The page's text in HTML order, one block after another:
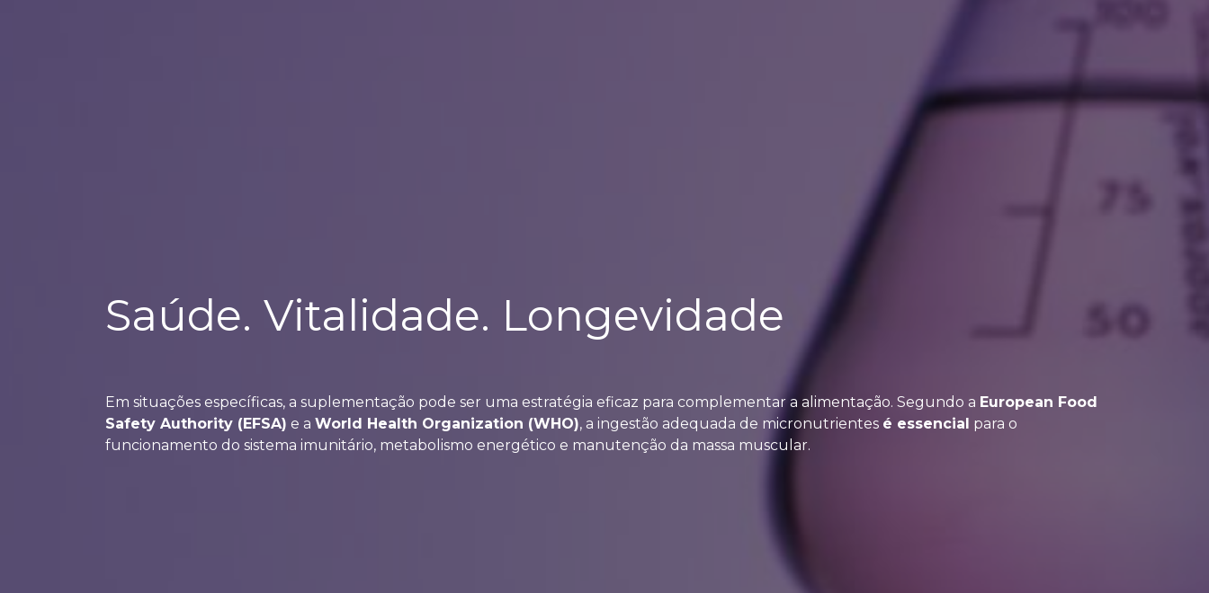
Saúde. Vitalidade. Longevidade
Em situações específicas, a suplementação pode ser uma estratégia eficaz para complementar a alimentação. Segundo a European Food
Safety Authority (EFSA) e a World Health Organization (WHO), a ingestão adequada de micronutrientes é essencial para o
funcionamento do sistema imunitário, metabolismo energético e manutenção da massa muscular.